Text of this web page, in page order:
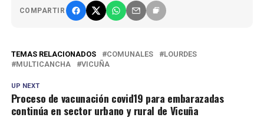
COMPARTIR
TEMAS RELACIONADOS COMUNALES
LOURDES
MULTICANCHA
VICUÑA
UP NEXT
Proceso de vacunación covid19 para embarazadas
continúa en sector urbano y rural de Vicuña